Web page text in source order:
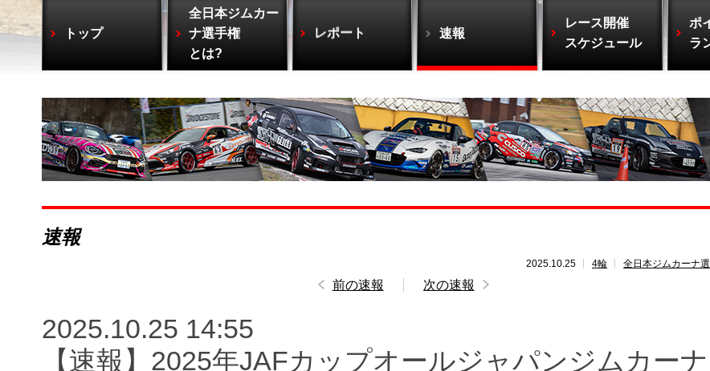
トップ
全日本ジムカー
ナ選手権
とは?
レポート 速報
レース開催
スケジュール
ポ
ラ
速報
2025.10.25 4輪 全日本ジムカーナ
前の速報 次の速報
2025.10.25 14:55
【速報】2025年JAFカップオールジャパンジムカー